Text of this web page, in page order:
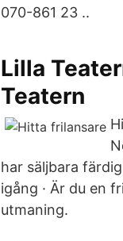
070-861 23 ..
Lilla
Teatern
har säljbara
igång · Är du en
utmaning.